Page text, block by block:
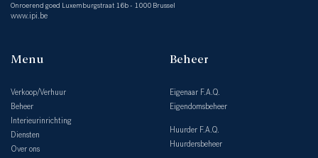
Onroerend goed Luxemburgstraat 16b - 1000 Brussel
www.ipi.be
Menu
Verkoop/Verhuur
Beheer
Interieurinrichting
Diensten
Over ons
Beheer
Eigenaar F.A.Q.
Eigendomsbeheer
Huurder F.A.Q.
Huurdersbeheer